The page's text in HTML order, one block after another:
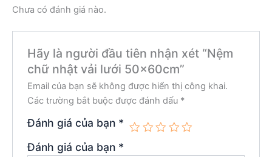
Chưa có đánh giá nào.
Hãy là người đầu tiên nhận xét “Nệm
chữ nhật vải lưới 50x60cm”
Email của bạn sẽ không được hiển thị công khai.
Các trường bắt buộc được đánh dấu *
Đánh giá của bạn *
Đánh giá của bạn *